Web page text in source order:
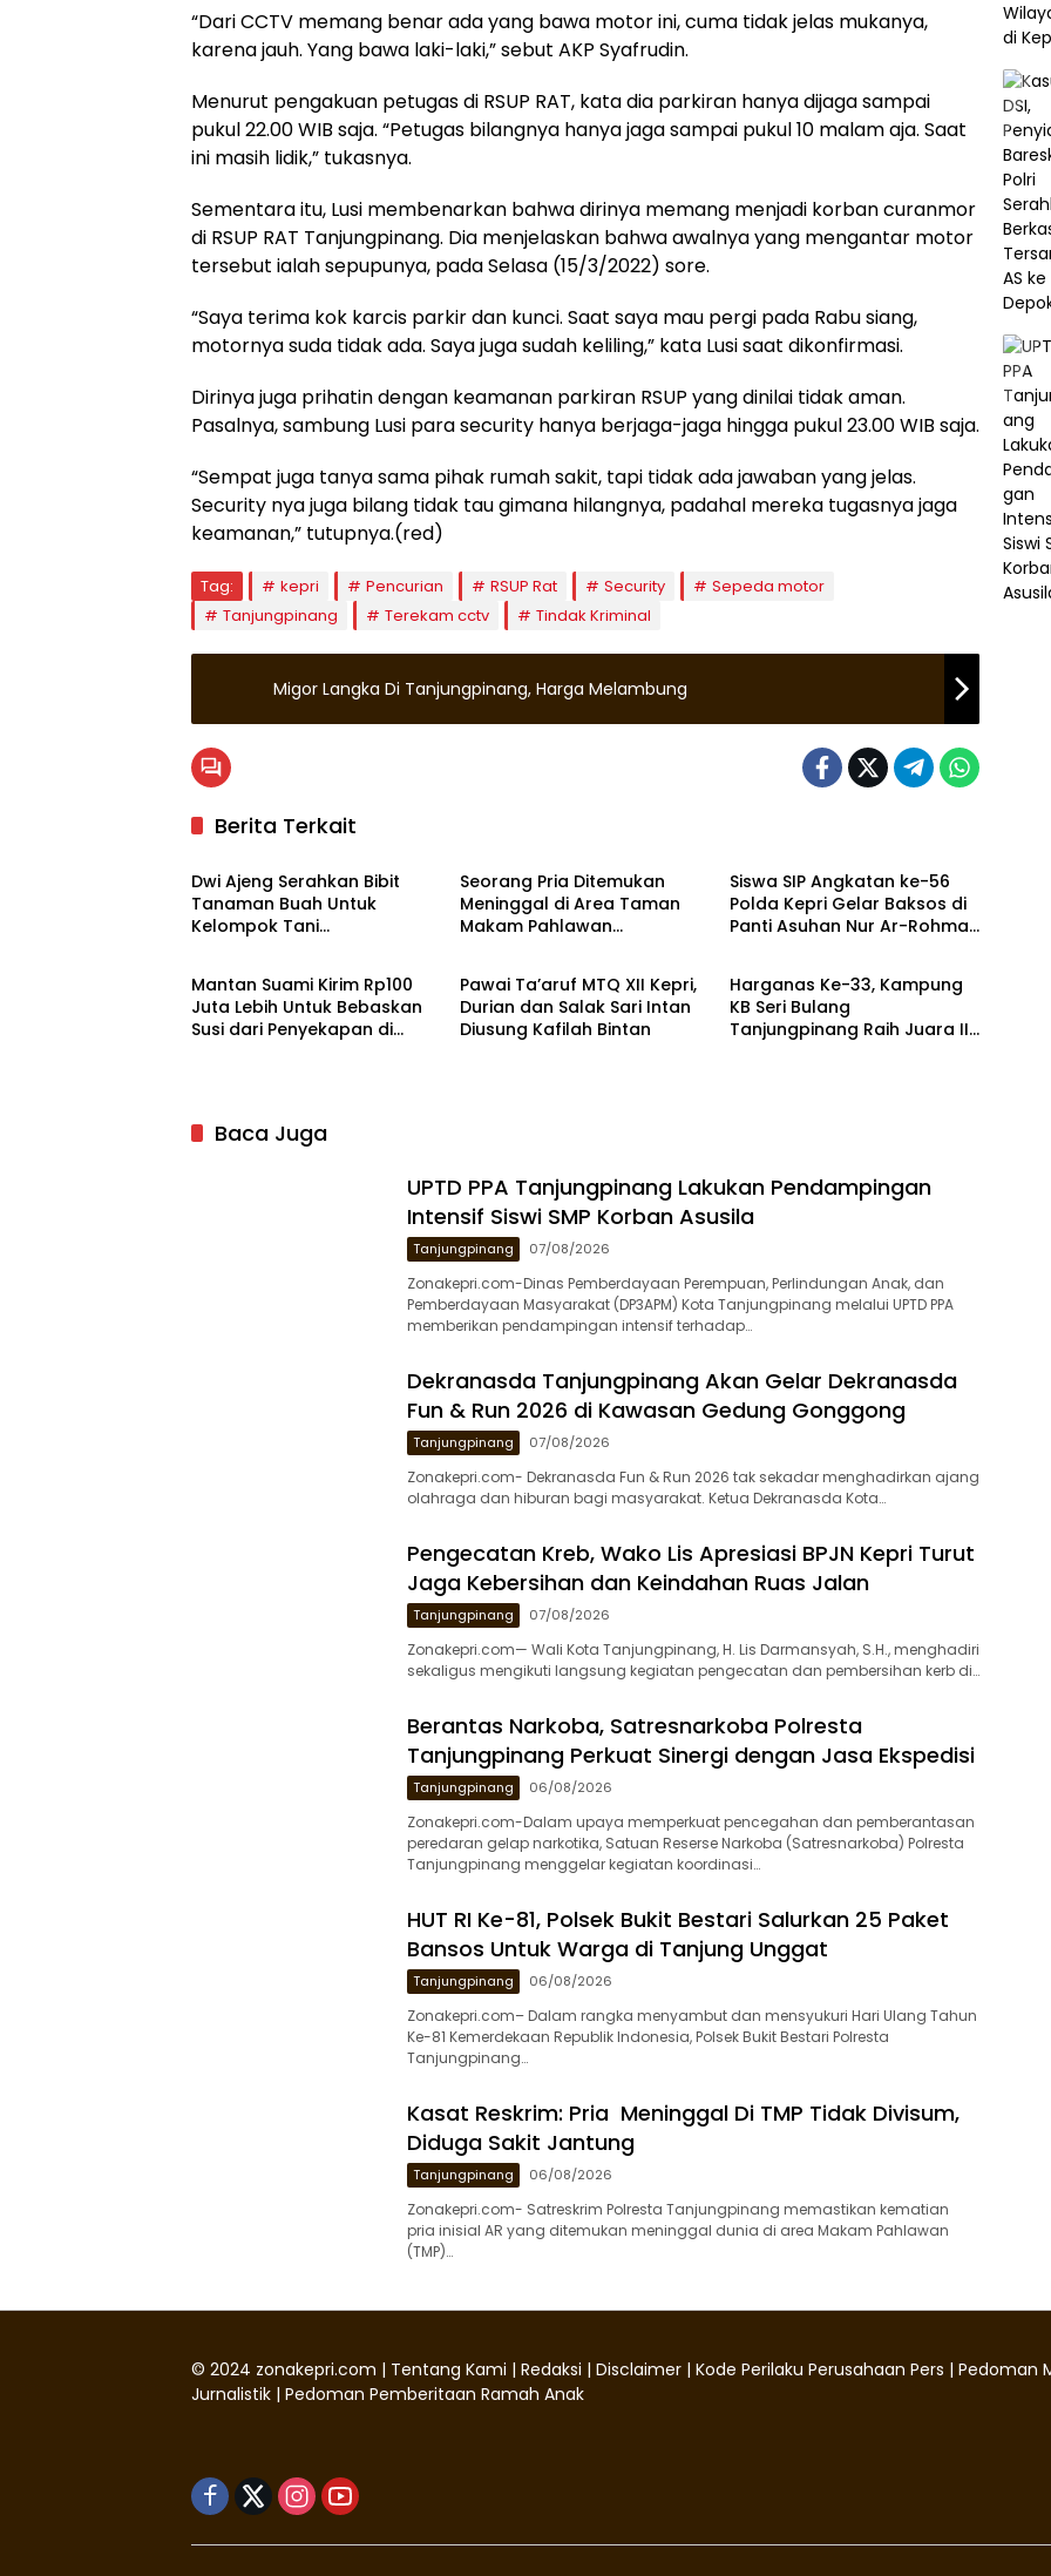
“Dari CCTV memang benar ada yang bawa motor ini, cuma tidak jelas mukanya,
karena jauh. Yang bawa laki-laki,” sebut AKP Syafrudin.
Menurut pengakuan petugas di RSUP RAT, kata dia parkiran hanya dijaga sampai
pukul 22.00 WIB saja. “Petugas bilangnya hanya jaga sampai pukul 10 malam aja. Saat
ini masih lidik,” tukasnya.
Sementara itu, Lusi membenarkan bahwa dirinya memang menjadi korban curanmor
di RSUP RAT Tanjungpinang. Dia menjelaskan bahwa awalnya yang mengantar motor
tersebut ialah sepupunya, pada Selasa (15/3/2022) sore.
“Saya terima kok karcis parkir dan kunci. Saat saya mau pergi pada Rabu siang,
motornya suda tidak ada. Saya juga sudah keliling,” kata Lusi saat dikonfirmasi.
Dirinya juga prihatin dengan keamanan parkiran RSUP yang dinilai tidak aman.
Pasalnya, sambung Lusi para security hanya berjaga-jaga hingga pukul 23.00 WIB saja.
“Sempat juga tanya sama pihak rumah sakit, tapi tidak ada jawaban yang jelas.
Security nya juga bilang tidak tau gimana hilangnya, padahal mereka tugasnya jaga
keamanan,” tutupnya.(red)
Tag: kepri Pencurian RSUP Rat Security
Sepeda motor
Tanjungpinang
Terekam cctv Tindak Kriminal
Migor Langka Di Tanjungpinang, Harga Melambung
Berita Terkait
Tanjungpinang
Dwi Ajeng Serahkan Bibit
Tanaman Buah Untuk
Kelompok Tani
Seorang Pria Ditemukan
Meninggal di Area Taman
Makam Pahlawan
Siswa SIP Angkatan ke-56
Polda Kepri Gelar Baksos di
Panti Asuhan Nur Ar-Rohman
Hukrim
Mantan Suami Kirim Rp100
Juta Lebih Untuk Bebaskan
Susi dari Penyekapan di
Bintan
Pawai Ta’aruf MTQ XII Kepri,
Durian dan Salak Sari Intan
Diusung Kafilah Bintan
Tanjungpinang
Harganas Ke-33, Kampung
KB Seri Bulang
Tanjungpinang Raih Juara III
Baca Juga
UPTD PPA Tanjungpinang Lakukan Pendampingan
Intensif Siswi SMP Korban Asusila
Tanjungpinang 07/08/2026
Zonakepri.com-Dinas Pemberdayaan Perempuan, Perlindungan Anak, dan
Pemberdayaan Masyarakat (DP3APM) Kota Tanjungpinang melalui UPTD PPA
memberikan pendampingan intensif terhadap…
Dekranasda Tanjungpinang Akan Gelar Dekranasda
Fun & Run 2026 di Kawasan Gedung Gonggong
Tanjungpinang 07/08/2026
Zonakepri.com- Dekranasda Fun & Run 2026 tak sekadar menghadirkan ajang
olahraga dan hiburan bagi masyarakat. Ketua Dekranasda Kota…
Pengecatan Kreb, Wako Lis Apresiasi BPJN Kepri Turut
Jaga Kebersihan dan Keindahan Ruas Jalan
Tanjungpinang 07/08/2026
Zonakepri.com— Wali Kota Tanjungpinang, H. Lis Darmansyah, S.H., menghadiri
sekaligus mengikuti langsung kegiatan pengecatan dan pembersihan kerb di…
Berantas Narkoba, Satresnarkoba Polresta
Tanjungpinang Perkuat Sinergi dengan Jasa Ekspedisi
Tanjungpinang 06/08/2026
Zonakepri.com-Dalam upaya memperkuat pencegahan dan pemberantasan
peredaran gelap narkotika, Satuan Reserse Narkoba (Satresnarkoba) Polresta
Tanjungpinang menggelar kegiatan koordinasi…
HUT RI Ke-81, Polsek Bukit Bestari Salurkan 25 Paket
Bansos Untuk Warga di Tanjung Unggat
Tanjungpinang 06/08/2026
Zonakepri.com– Dalam rangka menyambut dan mensyukuri Hari Ulang Tahun
Ke-81 Kemerdekaan Republik Indonesia, Polsek Bukit Bestari Polresta
Tanjungpinang…
Kasat Reskrim: Pria Meninggal Di TMP Tidak Divisum,
Diduga Sakit Jantung
Tanjungpinang 06/08/2026
Zonakepri.com- Satreskrim Polresta Tanjungpinang memastikan kematian
pria inisial AR yang ditemukan meninggal dunia di area Makam Pahlawan
(TMP)…
© 2024 zonakepri.com | Tentang Kami | Redaksi | Disclaimer | Kode Perilaku Perusahaan Pers | Pedoman
Jurnalistik | Pedoman Pemberitaan Ramah Anak